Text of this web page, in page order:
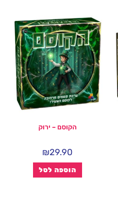
הקוסם – ירוק
₪29.90
הוספה לסל